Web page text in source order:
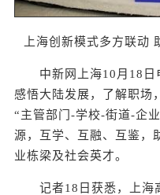
上海创新模式多方联动
中新网上海10月18日
感悟大陆发展，了解职场
“主管部门-学校-街道-企
源，互学、互融、互鉴，
业栋梁及社会英才。
记者18日获悉，上海